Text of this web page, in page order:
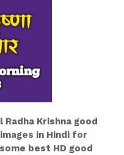
Krishna good
in Hindi for
best HD good